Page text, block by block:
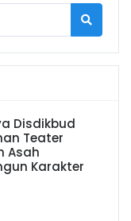
Disdikbud
Teater
Asah
Karakter